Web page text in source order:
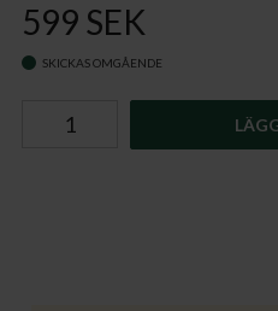
599 SEK
SKICKAS OMGÅENDE